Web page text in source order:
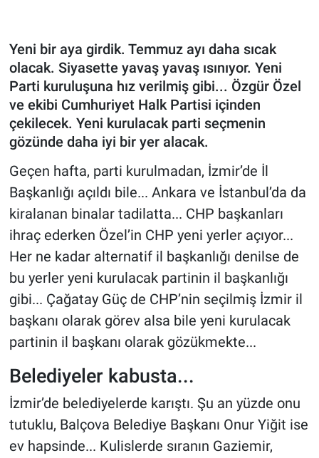
Yeni bir aya girdik. Temmuz ayı daha sıcak
olacak. Siyasette yavaş yavaş ısınıyor. Yeni
Parti kuruluşuna hız verilmiş gibi... Özgür Özel
ve ekibi Cumhuriyet Halk Partisi içinden
çekilecek. Yeni kurulacak parti seçmenin
gözünde daha iyi bir yer alacak.
Geçen hafta, parti kurulmadan, İzmir’de İl
Başkanlığı açıldı bile... Ankara ve İstanbul’da da
kiralanan binalar tadilatta... CHP başkanları
ihraç ederken Özel’in CHP yeni yerler açıyor...
Her ne kadar alternatif il başkanlığı denilse de
bu yerler yeni kurulacak partinin il başkanlığı
gibi... Çağatay Güç de CHP’nin seçilmiş İzmir il
başkanı olarak görev alsa bile yeni kurulacak
partinin il başkanı olarak gözükmekte...
Belediyeler kabusta...
İzmir’de belediyelerde karıştı. Şu an yüzde onu
tutuklu, Balçova Belediye Başkanı Onur Yiğit ise
ev hapsinde... Kulislerde sıranın Gaziemir,